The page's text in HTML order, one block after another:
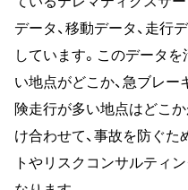
データ、移動データ、走行
しています。このデータ
い地点がどこか、急ブレー
険走行が多い地点はどこ
け合わせて、事故を防ぐ
トやリスクコンサルティ